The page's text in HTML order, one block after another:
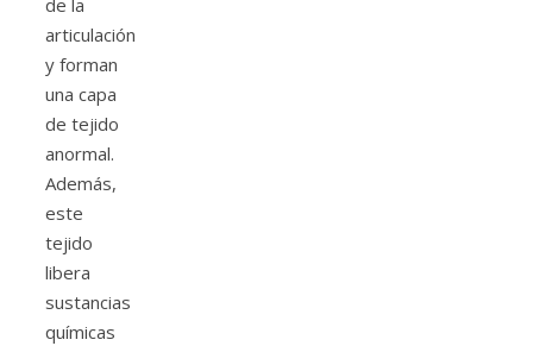
de la
articulación
y forman
una capa
de tejido
anormal.
Además,
este
tejido
libera
sustancias
químicas